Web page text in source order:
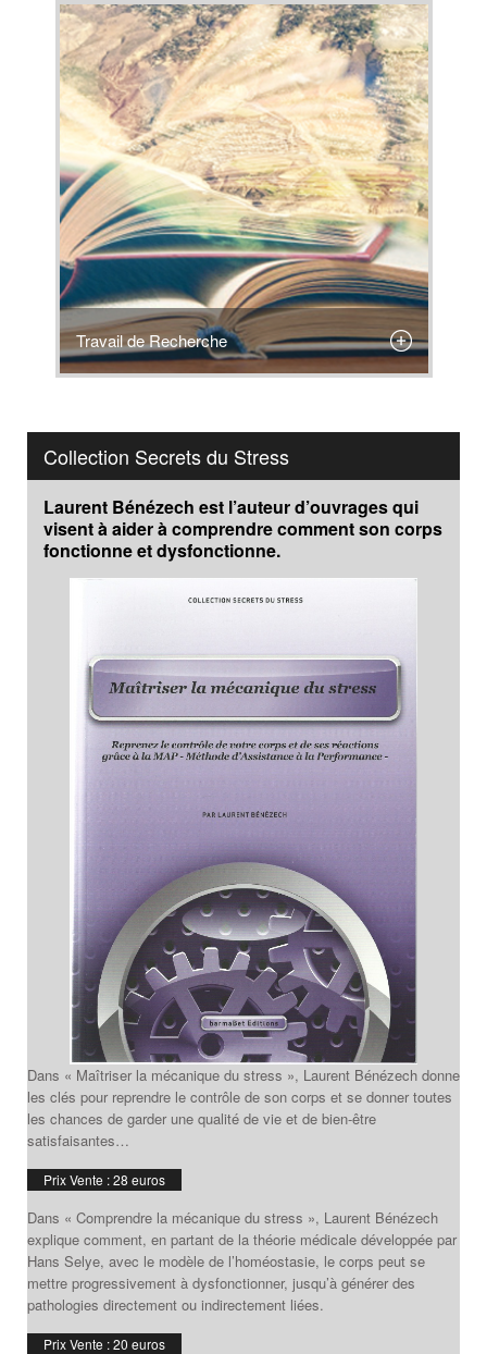
Travail de Recherche
Collection Secrets du Stress
Laurent Bénézech est l’auteur d’ouvrages qui
visent à aider à comprendre comment son corps
fonctionne et dysfonctionne.
Dans « Maîtriser la mécanique du stress », Laurent Bénézech donne
les clés pour reprendre le contrôle de son corps et se donner toutes
les chances de garder une qualité de vie et de bien-être
satisfaisantes…
Prix Vente : 28 euros
Dans « Comprendre la mécanique du stress », Laurent Bénézech
explique comment, en partant de la théorie médicale développée par
Hans Selye, avec le modèle de l’homéostasie, le corps peut se
mettre progressivement à dysfonctionner, jusqu’à générer des
pathologies directement ou indirectement liées.
Prix Vente : 20 euros